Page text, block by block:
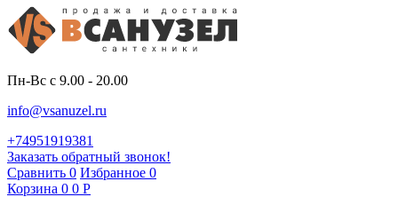
Пн-Вс с 9.00 - 20.00
info@vsanuzel.ru
+74951919381
Заказать обратный звонок!
Сравнить 0 Избранное 0
Корзина 0 0 Р